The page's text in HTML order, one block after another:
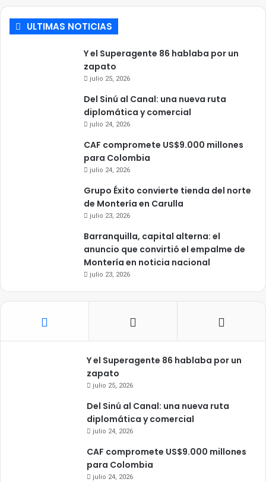
ULTIMAS NOTICIAS
Y el Superagente 86 hablaba por un
zapato
julio 25, 2026
Del Sinú al Canal: una nueva ruta
diplomática y comercial
julio 24, 2026
CAF compromete US$9.000 millones
para Colombia
julio 24, 2026
Grupo Éxito convierte tienda del norte
de Montería en Carulla
julio 23, 2026
Barranquilla, capital alterna: el
anuncio que convirtió el empalme de
Montería en noticia nacional
julio 23, 2026
Y el Superagente 86 hablaba por un
zapato
julio 25, 2026
Del Sinú al Canal: una nueva ruta
diplomática y comercial
julio 24, 2026
CAF compromete US$9.000 millones
para Colombia
julio 24, 2026